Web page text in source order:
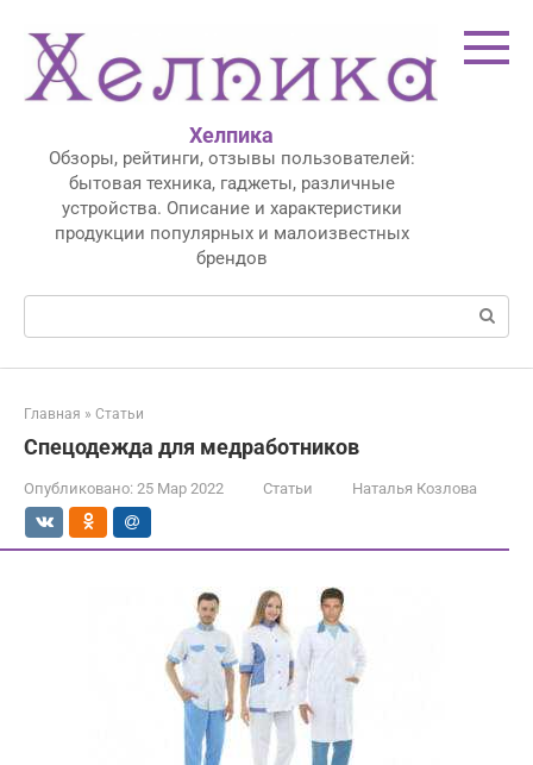
контенту
Хелпика
Обзоры, рейтинги, отзывы пользователей:
бытовая техника, гаджеты, различные
устройства. Описание и характеристики
продукции популярных и малоизвестных
брендов
Поиск:
Главная » Статьи
Спецодежда для медработников
Опубликовано: 25 Мар 2022 Статьи Наталья Козлова